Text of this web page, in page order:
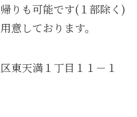
りも可能です(１部除く)
意しております。
東天満１丁目１１－１